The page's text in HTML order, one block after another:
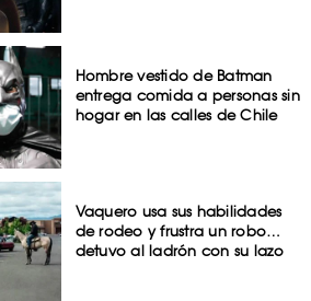
Hombre vestido de Batman
entrega comida a personas sin
hogar en las calles de Chile
Vaquero usa sus habilidades
de rodeo y frustra un robo…
detuvo al ladrón con su lazo